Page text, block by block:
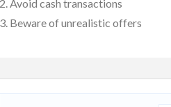
Avoid cash transactions
Beware of unrealistic offers